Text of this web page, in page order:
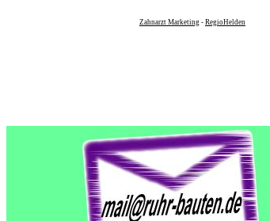
Zahnarzt Marketing - RegioHelden